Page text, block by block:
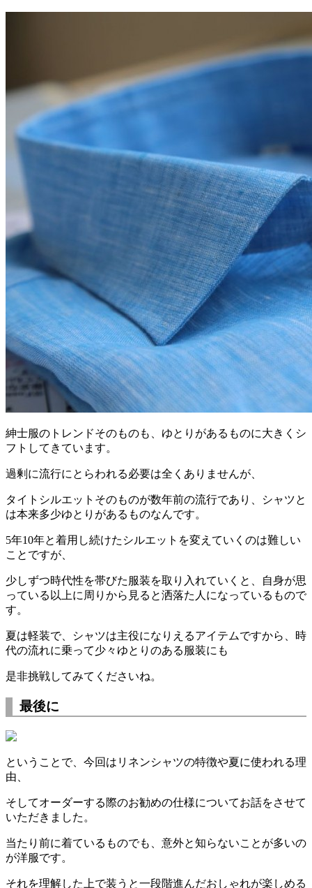
紳士服のトレンドそのものも、ゆとりがあるものに大きくシ
フトしてきています。
過剰に流行にとらわれる必要は全くありませんが、
タイトシルエットそのものが数年前の流行であり、シャツと
は本来多少ゆとりがあるものなんです。
5年10年と着用し続けたシルエットを変えていくのは難しい
ことですが、
少しずつ時代性を帯びた服装を取り入れていくと、自身が思
っている以上に周りから見ると洒落た人になっているもので
す。
夏は軽装で、シャツは主役になりえるアイテムですから、時
代の流れに乗って少々ゆとりのある服装にも
是非挑戦してみてくださいね。
最後に
ということで、今回はリネンシャツの特徴や夏に使われる理
由、
そしてオーダーする際のお勧めの仕様についてお話をさせて
いただきました。
当たり前に着ているものでも、意外と知らないことが多いの
が洋服です。
それを理解した上で装うと一段階進んだおしゃれが楽しめる